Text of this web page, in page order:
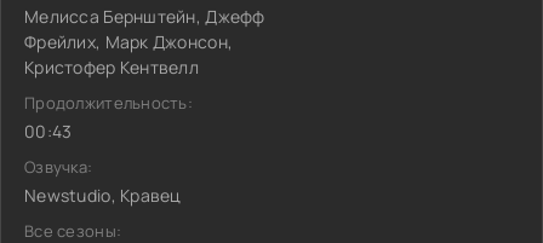
Мелисса Бернштейн, Джефф
Фрейлих, Марк Джонсон,
Кристофер Кентвелл
Продолжительность:
00:43
Озвучка:
Newstudio, Кравец
Все сезоны: